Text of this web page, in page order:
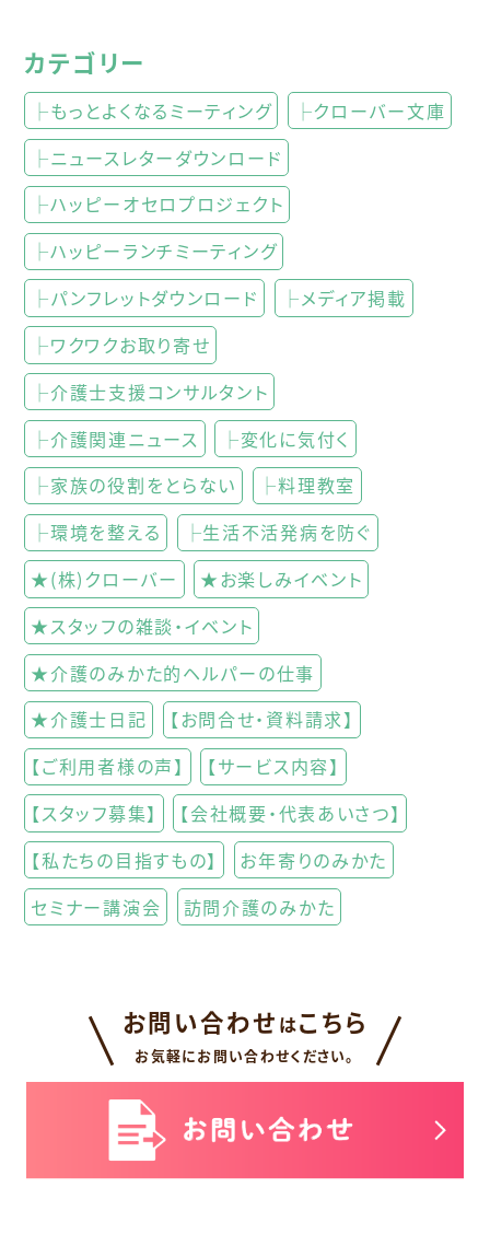
カテゴリー
├もっとよくなるミーティング
├クローバー文庫
├ニュースレターダウンロード
├ハッピーオセロプロジェクト
├ハッピーランチミーティング
├パンフレットダウンロード
├メディア掲載
├ワクワクお取り寄せ
├介護士支援コンサルタント
├介護関連ニュース
├変化に気付く
├家族の役割をとらない
├料理教室
├環境を整える
├生活不活発病を防ぐ
★(株)クローバー
★お楽しみイベント
★スタッフの雑談・イベント
★介護のみかた的ヘルパーの仕事
★介護士日記
【お問合せ・資料請求】
【ご利用者様の声】
【サービス内容】
【スタッフ募集】
【会社概要・代表あいさつ】
【私たちの目指すもの】
お年寄りのみかた
セミナー講演会
訪問介護のみかた
お問い合わせ はこちら
お気軽にお問い合わせください。